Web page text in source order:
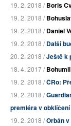
19. 2. 2018 /Boris
19. 2. 2018 /
19. 2. 2018 /Daniel
19. 2. 2018 /Další
20. 2. 2018 /Ještě k
18. 4. 2017 /
19. 2. 2018 /ČRo:
19. 2. 2018 /
premiéra v obklíčení
19. 2. 2018 /Orbán